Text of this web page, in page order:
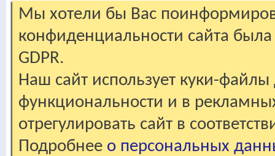
Мы хотели бы Вас
конфиденциальности сайта
GDPR.
Наш сайт использует куки-файлы
функциональности и в
отрегулировать сайт в
Подробнее о персональных